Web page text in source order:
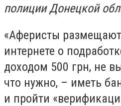
полиции Донецкой
«Аферисты
интернете о
доходом 500 грн, не
что нужно, – иметь
и пройти